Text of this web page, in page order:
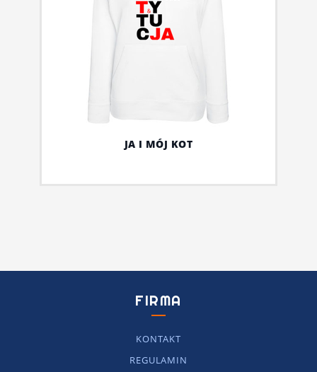
JA I MÓJ KOT
FIRMA
KONTAKT
REGULAMIN